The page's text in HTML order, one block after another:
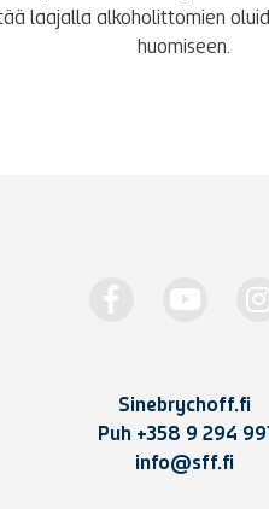
laajalla alkoholittomien
huomiseen.
Sinebrychoff.fi
Puh +358 9 294 991
info@sff.fi